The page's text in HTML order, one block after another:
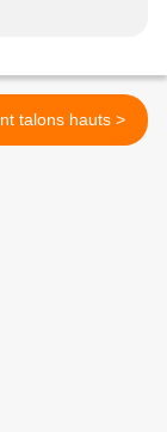
Surprenant talons hauts >